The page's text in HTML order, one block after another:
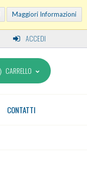
Maggiori Informazioni
ACCEDI
CARRELLO
CONTATTI